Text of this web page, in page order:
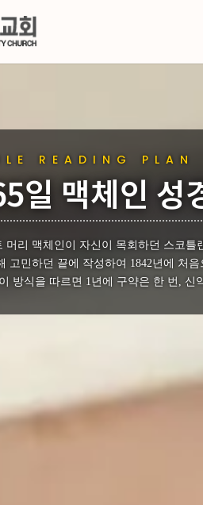
READING PLAN
일 맥체인 성
머리 맥체인이 자신이 목회하던 스코틀
고민하던 끝에 작성하여 1842년에 처
방식을 따르면 1년에 구약은 한 번, 신